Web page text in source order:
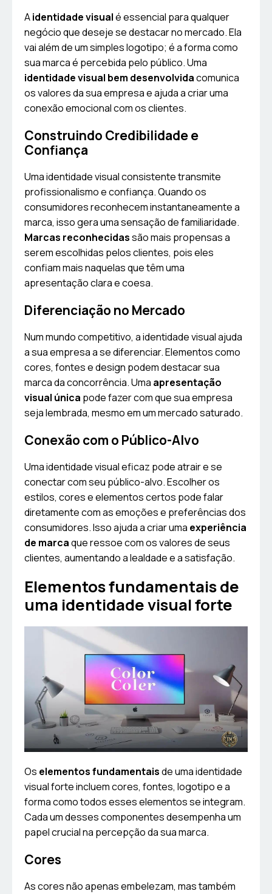
Aidentidade visualé essencial para qualquer
negócio que deseje se destacar no mercado. Ela
vai além de um simples logotipo; é a forma como
sua marca é percebida pelo público. Uma
identidade visual bem desenvolvidacomunica
os valores da sua empresa e ajuda a criar uma
conexão emocional com os clientes.
Construindo Credibilidade e
Confiança
Uma identidade visual consistente transmite
profissionalismo e confiança. Quando os
consumidores reconhecem instantaneamente a
marca, isso gera uma sensação de familiaridade.
Marcas reconhecidassão mais propensas a
serem escolhidas pelos clientes, pois eles
confiam mais naquelas que têm uma
apresentação clara e coesa.
Diferenciação no Mercado
Num mundo competitivo, a identidade visual ajuda
a sua empresa a se diferenciar. Elementos como
cores, fontes e design podem destacar sua
marca da concorrência. Uma apresentação
visual única pode fazer com que sua empresa
seja lembrada, mesmo em um mercado saturado.
Conexão com o Público-Alvo
Uma identidade visual eficaz pode atrair e se
conectar com seu público-alvo. Escolher os
estilos, cores e elementos certos pode falar
diretamente com as emoções e preferências dos
consumidores. Isso ajuda a criar uma experiência
de marcaque ressoe com os valores de seus
clientes, aumentando a lealdade e a satisfação.
Elementos fundamentais de
uma identidade visual forte
Os elementos fundamentaisde uma identidade
visual forte incluem cores, fontes, logotipo e a
forma como todos esses elementos se integram.
Cada um desses componentes desempenha um
papel crucial na percepção da sua marca.
Cores
As cores não apenas embelezam, mas também